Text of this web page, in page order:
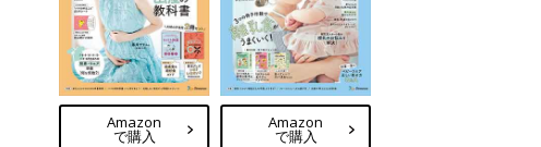
Amazon
で購入
Amazon
で購入